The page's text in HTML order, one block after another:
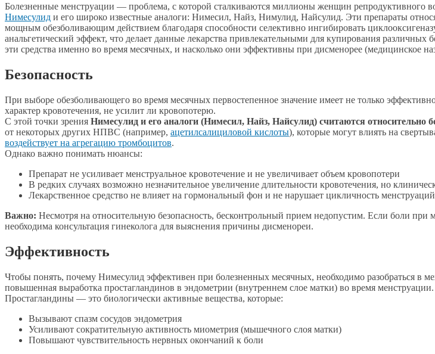
Болезненные менструации — проблема, с которой сталкиваются миллионы женщин репродуктивного
Нимесулид и его широко известные аналоги: Нимесил, Найз, Нимулид, Найсулид. Эти препараты
мощным обезболивающим действием благодаря способности селективно ингибировать
анальгетический эффект, что делает данные лекарства привлекательными для купирования
эти средства именно во время месячных, и насколько они эффективны при дисменорее (медицинское
Безопасность
При выборе обезболивающего во время месячных первостепенное значение имеет не только
характер кровотечения, не усилит ли кровопотерю.
С этой точки зрения Нимесулид и его аналоги (Нимесил, Найз, Найсулид) считаются
от некоторых других НПВС (например, ацетилсалициловой кислоты), которые могут влиять на
воздействует на агрегацию тромбоцитов.
Однако важно понимать нюансы:
Препарат не усиливает менструальное кровотечение и не увеличивает объем кровопотери
В редких случаях возможно незначительное увеличение длительности кровотечения, но
Лекарственное средство не влияет на гормональный фон и не нарушает цикличность менструаций
Важно: Несмотря на относительную безопасность, бесконтрольный прием недопустим. Если боли
необходима консультация гинеколога для выяснения причины дисменореи.
Эффективность
Чтобы понять, почему Нимесулид эффективен при болезненных месячных, необходимо разобраться
повышенная выработка простагландинов в эндометрии (внутреннем слое матки) во время менструации.
Простагландины — это биологически активные вещества, которые:
Вызывают спазм сосудов эндометрия
Усиливают сократительную активность миометрия (мышечного слоя матки)
Повышают чувствительность нервных окончаний к боли